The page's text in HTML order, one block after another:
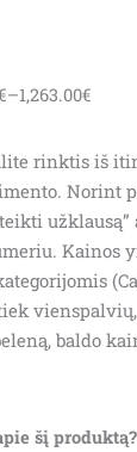
–1,263.00€
rinktis iš
Norint
Kainos
baldo
šį produktą?